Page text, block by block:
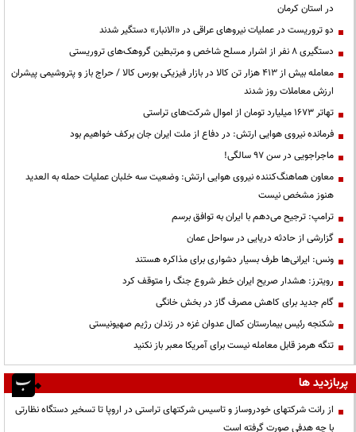
در استان کرمان
دو تروریست در عملیات نیروهای عراقی در «الانبار» دستگیر شدند
دستگیری ۸ نفر از اشرار مسلح شاخص و مرتبطین گروهک‌های تروریستی
معامله بیش از ۴۱۳ هزار تن کالا در بازار فیزیکی بورس کالا / حراج باز و پتروشیمی پیشران
ارزش معاملات روز شدند
تهاتر ۱۶۷۳ میلیارد تومان از اموال شرکت‌های تراستی
فرمانده نیروی هوایی ارتش: در دفاع از ملت ایران جان برکف خواهیم بود
ماجراجویی در سن ۹۷ سالگی!
معاون هماهنگ‌کننده نیروی هوایی ارتش: وضعیت سه خلبان عملیات حمله به العدید
هنوز مشخص نیست
ترامپ: ترجیح می‌دهم با ایران به توافق برسم
گزارشی از حادثه دریایی در سواحل عمان
ونس: ایرانی‌ها طرف بسیار دشواری برای مذاکره هستند
رویترز: هشدار صریح ایران خطر شروع جنگ را متوقف کرد
گام جدید برای کاهش مصرف گاز در بخش خانگی
شکنجه رئیس بیمارستان کمال عدوان غزه در زندان رژیم صهیونیستی
تنگه هرمز قابل معامله نیست برای آمریکا معبر باز نکنید
پربازدید ها
از رانت‌ شرکتهای خودروساز و تاسیس شرکتهای تراستی در اروپا تا تسخیر دستگاه نظارتی
با چه هدفی صورت گرفته است